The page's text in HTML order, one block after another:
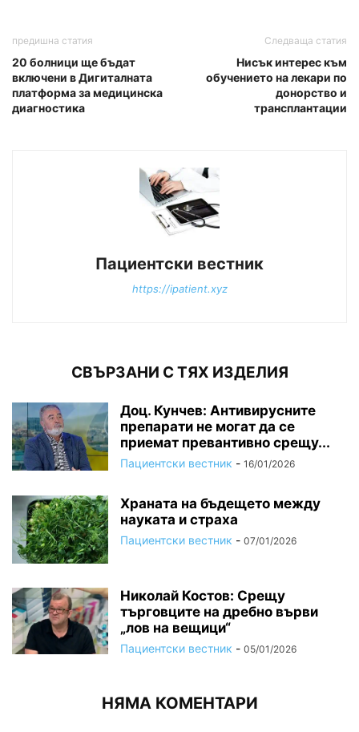
предишна статия
20 болници ще бъдат
включени в Дигиталната
платформа за медицинска
диагностика
Следваща статия
Нисък интерес към
обучението на лекари по
донорство и
трансплантации
Пациентски вестник
https://ipatient.xyz
СВЪРЗАНИ С ТЯХ ИЗДЕЛИЯ
Доц. Кунчев: Антивирусните
препарати не могат да се
приемат превантивно срещу...
Пациентски вестник - 16/01/2026
Храната на бъдещето между
науката и страха
Пациентски вестник - 07/01/2026
Николай Костов: Срещу
търговците на дребно върви
„лов на вещици“
Пациентски вестник - 05/01/2026
НЯМА КОМЕНТАРИ